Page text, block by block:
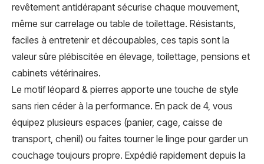
revêtement antidérapant sécurise chaque mouvement,
même sur carrelage ou table de toilettage. Résistants,
faciles à entretenir et découpables, ces tapis sont la
valeur sûre plébiscitée en élevage, toilettage, pensions et
cabinets vétérinaires.
Le motif léopard & pierres apporte une touche de style
sans rien céder à la performance. En pack de 4, vous
équipez plusieurs espaces (panier, cage, caisse de
transport, chenil) ou faites tourner le linge pour garder un
couchage toujours propre. Expédié rapidement depuis la